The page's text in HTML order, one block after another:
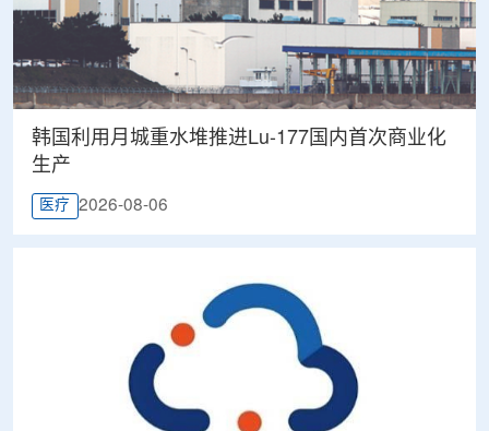
韩国利用月城重水堆推进Lu-177国内首次商业化
生产
医疗 2026-08-06